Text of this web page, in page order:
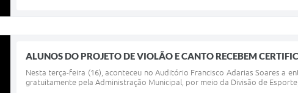
ALUNOS DO PROJETO DE VIOLÃO E CANTO RECEBEM
Nesta terça-feira (16), aconteceu no Auditório Francisco Adarias Soares a
gratuitamente pela Administração Municipal, por meio da Divisão de